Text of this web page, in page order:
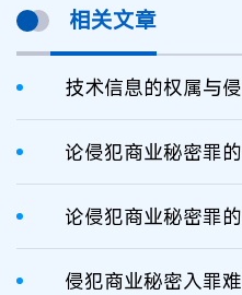
相关文章
侵犯商业秘密入罪难